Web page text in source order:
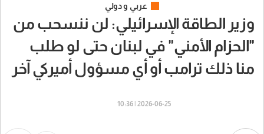
عربي و دولي
وزير الطاقة الإسرائيلي: لن ننسحب من
"الحزام الأمني" في لبنان حتى لو طلب
منا ذلك ترامب أو أي مسؤول أميركي آخر
2026-06-25 | 10:36